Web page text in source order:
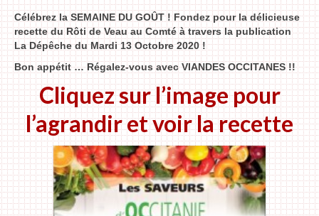
Actualités
Nous contacter
Célébrez la SEMAINE DU GOÛT ! Fondez pour la délicieuse
recette du Rôti de Veau au Comté à travers la publication
La Dépêche du Mardi 13 Octobre 2020 !
Bon appétit … Régalez-vous avec VIANDES OCCITANES !!
Cliquez sur l’image pour
l’agrandir et voir la recette